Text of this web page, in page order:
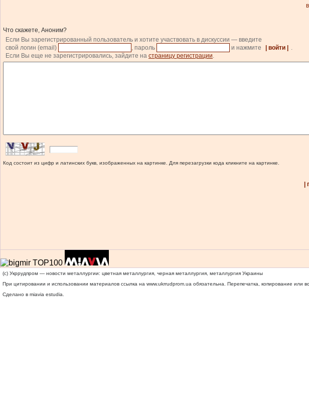
Что скажете, Аноним?
Если Вы зарегистрированный пользователь и хотите участвовать в дискуссии — введите
свой логин (email)
, пароль и нажмите | войти |
.
Если Вы еще не зарегистрировались, зайдите на страницу регистрации.
Код состоит из цифр и латинских букв, изображенных на картинке. Для перезагрузки кода кликните на картинке.
(c) Укррудпром — новости металлургии: цветная металлургия, черная металлургия, металлургия Украины
При цитировании и использовании материалов ссылка на www.ukrrudprom.ua обязательна. Перепечатка, копирование или
Сделано в miavia estudia.